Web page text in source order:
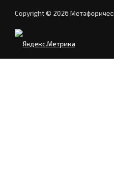
Copyright © 2026